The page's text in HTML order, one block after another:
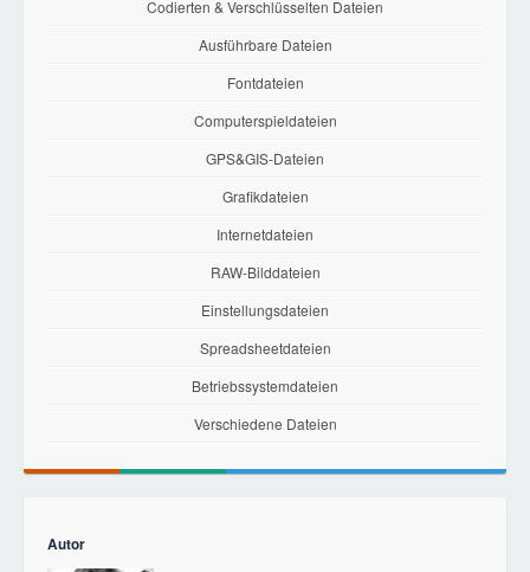
Codierten & Verschlüsselten Dateien
Ausführbare Dateien
Fontdateien
Computerspieldateien
GPS&GIS-Dateien
Grafikdateien
Internetdateien
RAW-Bilddateien
Einstellungsdateien
Spreadsheetdateien
Betriebssystemdateien
Verschiedene Dateien
Autor